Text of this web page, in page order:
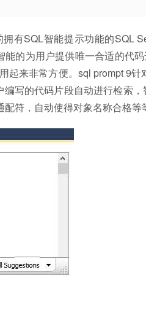
有SQL智能提示功能的SQL
的为用户提供唯一合适的代
起来非常方便。sql prompt 9
写的代码片段自动进行检索
符，自动使得对象名称合格等